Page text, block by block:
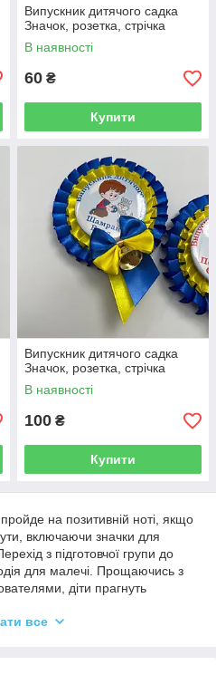
Випускник дитячого садка
Значок, розетка, стрічка
В наявності
60 ₴
Купити
Випускник дитячого садка
Значок, розетка, стрічка
В наявності
100 ₴
Купити
на позитивній ноті, якщо
включаючи значки для
з підготовчої групи до
для малечі. Прощаючись з
діти прагнуть
і вихователів. А доповнити
атрибути доповнюють
все